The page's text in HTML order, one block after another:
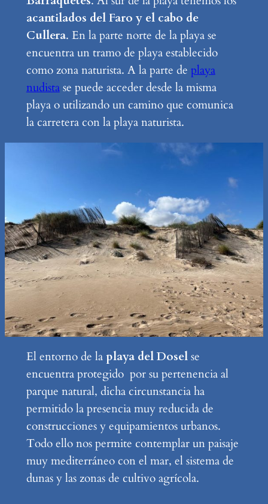
acantilados del Faro y el cabo de
Cullera. En la parte norte de la playa se
encuentra un tramo de playa establecido
como zona naturista. A la parte de playa
nudistase puede acceder desde la misma
playa o utilizando un camino que comunica
la carretera con la playa naturista.
El entorno de laplaya del Doselse
encuentra protegido por su pertenencia al
parque natural, dicha circunstancia ha
permitido la presencia muy reducida de
construcciones y equipamientos urbanos.
Todo ello nos permite contemplar un paisaje
muy mediterráneo con el mar, el sistema de
dunas y las zonas de cultivo agrícola.